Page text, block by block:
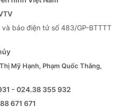
báo điện tử số 483/GP-BTTTT
Mỹ Hạnh, Phạm Quốc Thắng,
- 024.38 355 932
671 671